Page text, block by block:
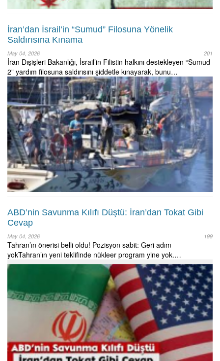
İran’dan İsrail’in “Sumud” Filosuna Yönelik
Saldırısına Kınama
May 04, 2026 201
İran Dışişleri Bakanlığı, İsrail’in Filistin halkını destekleyen “Sumud
2” yardım filosuna saldırısını şiddetle kınayarak, bunu…
ABD’nin Savunma Kılıfı Düştü: İran’dan Tokat Gibi
Cevap
May 04, 2026 199
Tahran’ın önerisi belli oldu! Pozisyon sabit: Geri adım
yokTahran’ın yeni teklifinde nükleer program yine yok.…